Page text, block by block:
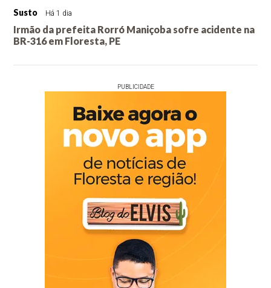
Susto Há 1 dia
Irmão da prefeita Rorró Maniçoba sofre acidente na
BR-316 em Floresta, PE
PUBLICIDADE